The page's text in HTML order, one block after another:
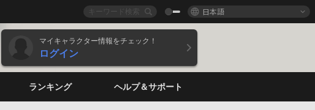
日本語
マイキャラクター情報をチェック！
ログイン
ランキング ヘルプ＆サポート